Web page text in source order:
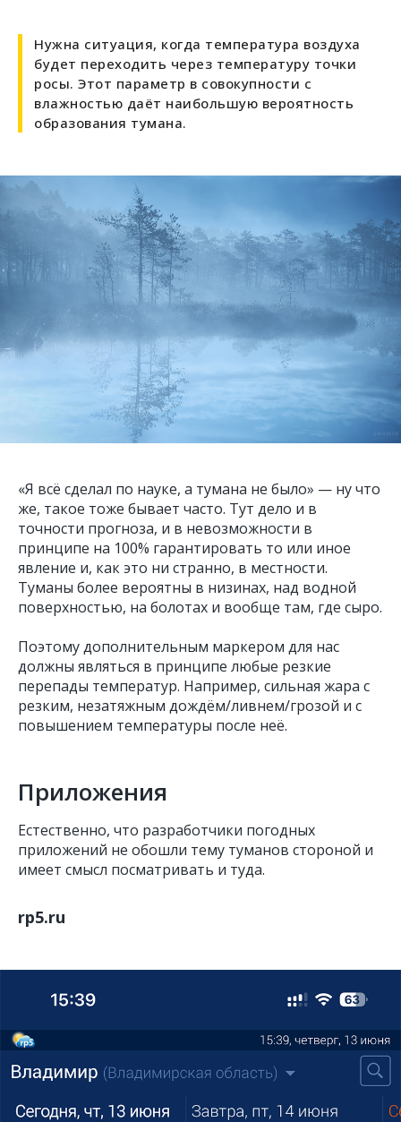
Нужна ситуация, когда температура воздуха
будет переходить через температуру точки
росы. Этот параметр в совокупности с
влажностью даёт наибольшую вероятность
образования тумана.
«Я всё сделал по науке, а тумана не было» — ну что
же, такое тоже бывает часто. Тут дело и в
точности прогноза, и в невозможности в
принципе на 100% гарантировать то или иное
явление и, как это ни странно, в местности.
Туманы более вероятны в низинах, над водной
поверхностью, на болотах и вообще там, где сыро.
Поэтому дополнительным маркером для нас
должны являться в принципе любые резкие
перепады температур. Например, сильная жара с
резким, незатяжным дождём/ливнем/грозой и с
повышением температуры после неё.
Приложения
Естественно, что разработчики погодных
приложений не обошли тему туманов стороной и
имеет смысл посматривать и туда.
rp5.ru